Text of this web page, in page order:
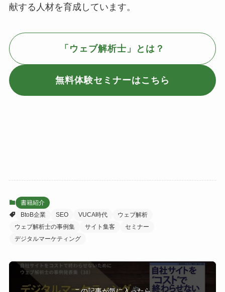
献する人材を育成しています。
「ウェブ解析士」とは？
無料体験セミナーはこちら
書籍紹介
BtoB企業
SEO VUCA時代
ウェブ解析
ウェブ解析士の事例集
サイト集客
セミナー
デジタルマーケティング